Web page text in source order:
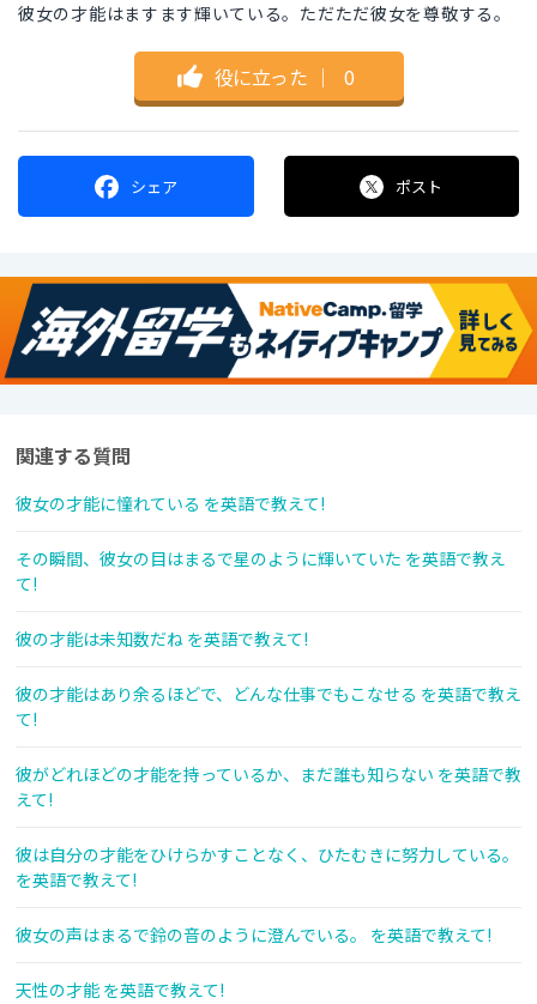
彼女の才能はますます輝いている。ただただ彼女を尊敬する。
役に立った ｜ 0
シェア ポスト
関連する質問
彼女の才能に憧れている を英語で教えて!
その瞬間、彼女の目はまるで星のように輝いていた を英語で教え
て!
彼の才能は未知数だね を英語で教えて!
彼の才能はあり余るほどで、どんな仕事でもこなせる を英語で教え
て!
彼がどれほどの才能を持っているか、まだ誰も知らない を英語で教
えて!
彼は自分の才能をひけらかすことなく、ひたむきに努力している。
を英語で教えて!
彼女の声はまるで鈴の音のように澄んでいる。 を英語で教えて!
天性の才能 を英語で教えて!